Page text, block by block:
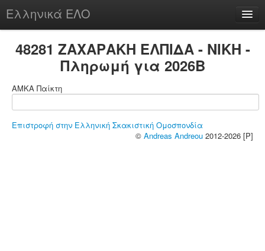
Ελληνικά ΕΛΟ
chesstu.be @ discord
48281 ΖΑΧΑΡΑΚΗ ΕΛΠΙΔΑ - ΝΙΚΗ -
Πληρωμή για 2026B
ΑΜΚΑ Παίκτη
Επιστροφή στην Ελληνική Σκακιστική Ομοσπονδία
© Andreas Andreou 2012-2026 [P]